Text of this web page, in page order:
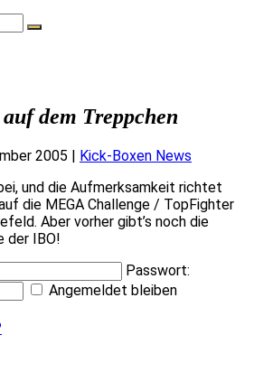
dem Treppchen
2005 | Kick-Boxen News
und die Aufmerksamkeit richtet
die MEGA Challenge / TopFighter
Aber vorher gibt’s noch die
der IBO!
Passwort:
Angemeldet bleiben